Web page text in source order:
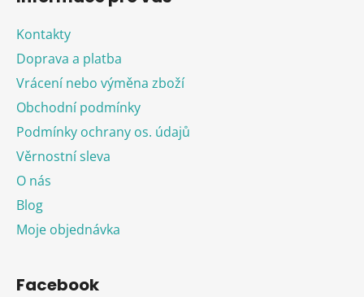
Kontakty
Doprava a platba
Vrácení nebo výměna zboží
Obchodní podmínky
Podmínky ochrany os. údajů
Věrnostní sleva
O nás
Blog
Moje objednávka
Facebook